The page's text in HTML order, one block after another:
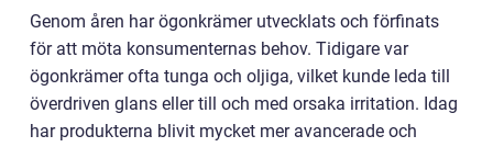
Genom åren har ögonkrämer utvecklats och förfinats
för att möta konsumenternas behov. Tidigare var
ögonkrämer ofta tunga och oljiga, vilket kunde leda till
överdriven glans eller till och med orsaka irritation. Idag
har produkterna blivit mycket mer avancerade och